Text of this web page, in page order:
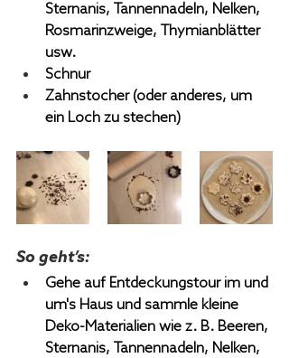
Sternanis, Tannennadeln, Nelken,
Rosmarinzweige, Thymianblätter
usw.
Schnur
Zahnstocher (oder anderes, um
ein Loch zu stechen)
So geht’s:
Gehe auf Entdeckungstour im und
um's Haus und sammle kleine
Deko-Materialien wie z. B. Beeren,
Sternanis, Tannennadeln, Nelken,